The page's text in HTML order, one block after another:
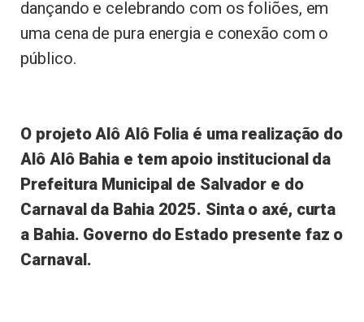
dançando e celebrando com os foliões, em
uma cena de pura energia e conexão com o
público.
O projeto Alô Alô Folia é uma realização do
Alô Alô Bahia e tem apoio institucional da
Prefeitura Municipal de Salvador e do
Carnaval da Bahia 2025. Sinta o axé, curta
a Bahia. Governo do Estado presente faz o
Carnaval.